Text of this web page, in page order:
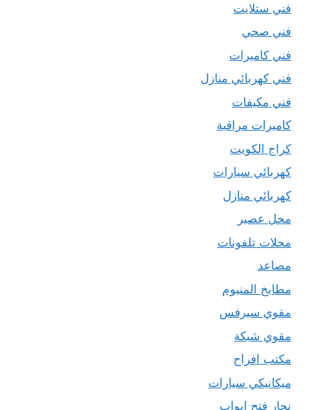
فني ستلايت
فني صحي
فني كاميرات
فني كهربائي منازل
فني مكيفات
كاميرات مراقبة
كراج الكويت
كهربائي سيارات
كهربائي منازل
محل عصير
محلات تلفونات
مصاعد
مطابخ المنيوم
مقوي سيرفس
مقوي شبكة
مكتب افراح
ميكانيكي سيارات
نجار فتح ابواب